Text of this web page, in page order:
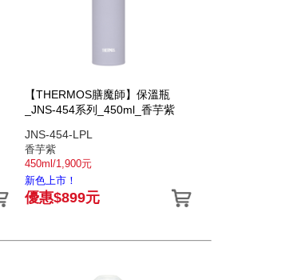
【THERMOS膳魔師】保溫瓶
_JNS-454系列_450ml_香芋紫
JNS-454-LPL
香芋紫
450ml/1,900元
新色上市！
優惠$899元